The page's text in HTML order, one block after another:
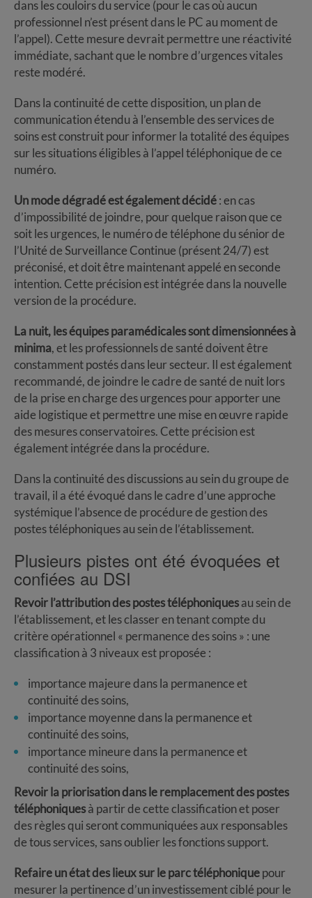
dans les couloirs du service (pour le cas où aucun
professionnel n’est présent dans le PC au moment de
l’appel). Cette mesure devrait permettre une réactivité
immédiate, sachant que le nombre d’urgences vitales
reste modéré.
Dans la continuité de cette disposition, un plan de
communication étendu à l’ensemble des services de
soins est construit pour informer la totalité des équipes
sur les situations éligibles à l’appel téléphonique de ce
numéro.
Un mode dégradé est également décidé: en cas
d’impossibilité de joindre, pour quelque raison que ce
soit les urgences, le numéro de téléphone du sénior de
l’Unité de Surveillance Continue (présent 24/7) est
préconisé, et doit être maintenant appelé en seconde
intention. Cette précision est intégrée dans la nouvelle
version de la procédure.
La nuit, les équipes paramédicales sont dimensionnées à
minima, et les professionnels de santé doivent être
constamment postés dans leur secteur. Il est également
recommandé, de joindre le cadre de santé de nuit lors
de la prise en charge des urgences pour apporter une
aide logistique et permettre une mise en œuvre rapide
des mesures conservatoires. Cette précision est
également intégrée dans la procédure.
Dans la continuité des discussions au sein du groupe de
travail, il a été évoqué dans le cadre d’une approche
systémique l’absence de procédure de gestion des
postes téléphoniques au sein de l’établissement.
Plusieurs pistes ont été évoquées et
confiées au DSI
Revoir l’attribution des postes téléphoniquesau sein de
l’établissement, et les classer en tenant compte du
critère opérationnel « permanence des soins » : une
classification à 3 niveaux est proposée :
importance majeure dans la permanence et
continuité des soins,
importance moyenne dans la permanence et
continuité des soins,
importance mineure dans la permanence et
continuité des soins,
Revoir la priorisation dans le remplacement des postes
téléphoniquesà partir de cette classification et poser
des règles qui seront communiquées aux responsables
de tous services, sans oublier les fonctions support.
Refaire un état des lieux sur le parc téléphoniquepour
mesurer la pertinence d’un investissement ciblé pour le